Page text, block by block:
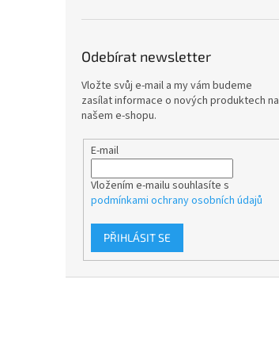
Odebírat newsletter
Vložte svůj e-mail a my vám budeme
zasílat informace o nových produktech na
našem e-shopu.
E-mail
Vložením e-mailu souhlasíte s
podmínkami ochrany osobních údajů
PŘIHLÁSIT SE